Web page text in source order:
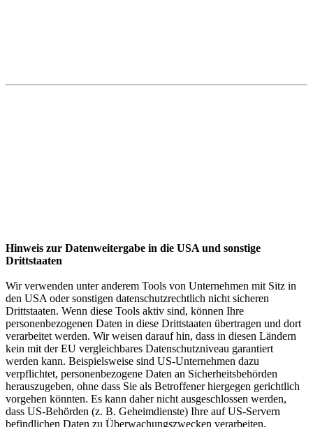
Hinweis zur Datenweitergabe in die USA und sonstige
Drittstaaten
Wir verwenden unter anderem Tools von Unternehmen mit Sitz in
den USA oder sonstigen datenschutzrechtlich nicht sicheren
Drittstaaten. Wenn diese Tools aktiv sind, können Ihre
personenbezogenen Daten in diese Drittstaaten übertragen und dort
verarbeitet werden. Wir weisen darauf hin, dass in diesen Ländern
kein mit der EU vergleichbares Datenschutzniveau garantiert
werden kann. Beispielsweise sind US-Unternehmen dazu
verpflichtet, personenbezogene Daten an Sicherheitsbehörden
herauszugeben, ohne dass Sie als Betroffener hiergegen gerichtlich
vorgehen könnten. Es kann daher nicht ausgeschlossen werden,
dass US-Behörden (z. B. Geheimdienste) Ihre auf US-Servern
befindlichen Daten zu Überwachungszwecken verarbeiten,